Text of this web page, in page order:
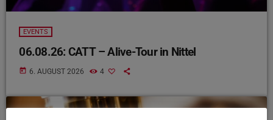
EVENTS
06.08.26: CATT – Alive-Tour in Nittel
today 6. AUGUST 2026 4